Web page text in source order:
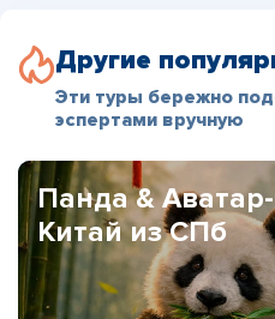
Другие
Эти туры бережно
эспертами вручную
Панда &
Китай из СПб